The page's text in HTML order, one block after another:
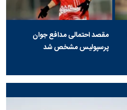
مقصد احتمالی مدافع جوان
پرسپولیس مشخص شد